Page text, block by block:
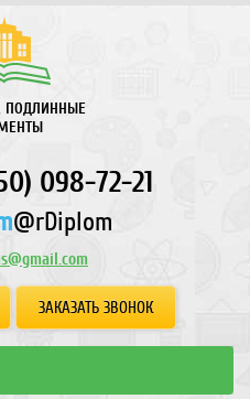
ПОДЛИННЫЕ
098-72-21
@rDiplom
ЗАКАЗАТЬ ЗВОНОК